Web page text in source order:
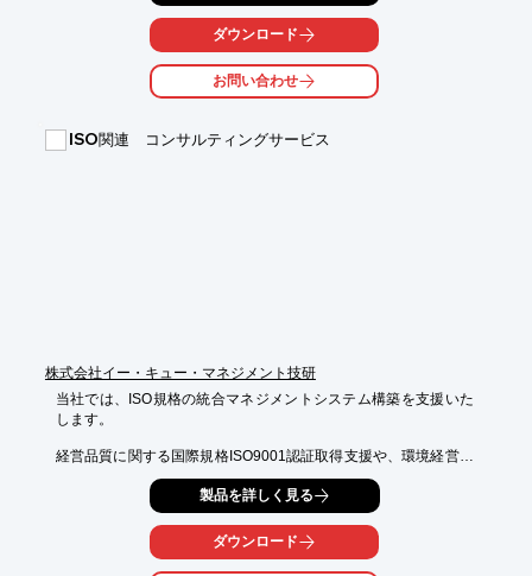
積極的に支援いたします。
【サービス内容】
■マネジメントシステム構築（認証取得）
用改善
■運用支援コンサルティング
ダウンロード
お問い合わせ
ISO関連 コンサルティングサービス
株式会社イー・キュー・マネジメント技研
当社では、ISO規格の統合マネジメントシステム構築を支援いた
します。
経営品質に関する国際規格ISO9001認証取得支援や、環境経営に
国際規格ISO14001認証取得支援など、様々なサポートを行って
ご要望の際はお気軽に、お問い合わせください。
製品を詳しく見る
ダウンロード